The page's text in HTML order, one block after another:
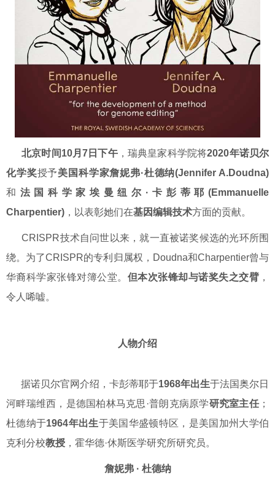
北京时间10月7日下午，瑞典皇家科学院将2020年诺贝尔
化学奖授予美国科学家詹妮弗·杜德纳(Jennifer A.Doudna)
和 法国科学家埃曼纽尔·卡彭蒂耶(Emmanuelle
Charpentier) ，以表彰她们在基因编辑技术方面的贡献。
CRISPR技术自问世以来，就一直被诺奖候选的光环所围
绕。为了CRISPR的专利归属权，Doudna和Charpentier曾与
华裔科学家张锋对簿公堂。 但本次张锋却与诺奖失之交臂 ，
令人唏嘘。
人物介绍
据诺贝尔官网介绍，卡彭蒂耶于1968年出生于法国奥尔日
河畔瑞维西，是德国柏林马克思·普朗克病原学研究室主任 ；
杜德纳于1964年出生于美国华盛顿特区，是美国加州大学伯
克利分校教授 ，霍华德·休斯医学研究所研究员。
詹妮弗 · 杜德纳